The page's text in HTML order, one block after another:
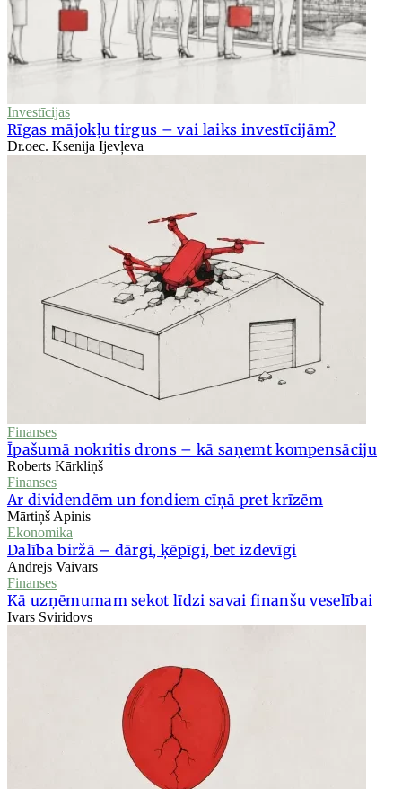
Investīcijas
Rīgas mājokļu tirgus – vai laiks investīcijām?
Dr.oec. Ksenija Ijevļeva
Finanses
Īpašumā nokritis drons – kā saņemt kompensāciju
Roberts Kārkliņš
Finanses
Ar dividendēm un fondiem cīņā pret krīzēm
Mārtiņš Apinis
Ekonomika
Dalība biržā – dārgi, ķēpīgi, bet izdevīgi
Andrejs Vaivars
Finanses
Kā uzņēmumam sekot līdzi savai finanšu veselībai
Ivars Sviridovs